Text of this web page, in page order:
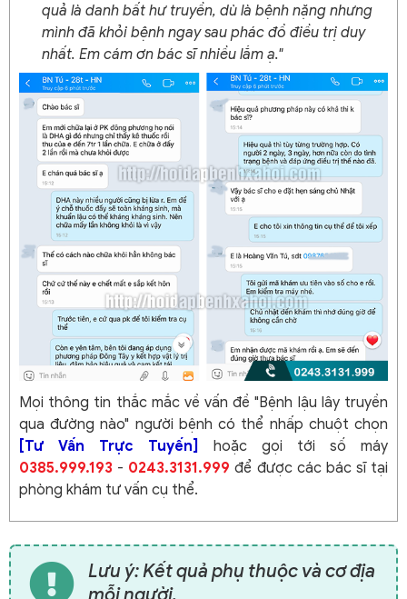
quả là danh bất hư truyền, dù là bệnh nặng nhưng
mình đã khỏi bệnh ngay sau phác đồ điều trị duy
nhất. Em cám ơn bác sĩ nhiều lắm ạ."
Mọi thông tin thắc mắc về vấn đề "Bệnh lậu lây truyền
qua đường nào" người bệnh có thể nhấp chuột chọn
[Tư Vấn Trực Tuyến]
hoặc gọi tới số máy
0385.999.193 - 0243.3131.999 để được các bác sĩ tại
phòng khám tư vấn cụ thể.
Lưu ý: Kết quả phụ thuộc và cơ địa